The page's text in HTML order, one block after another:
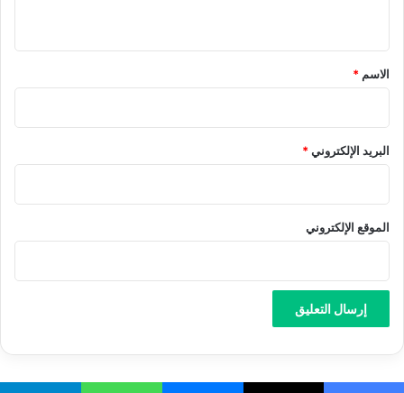
*
الاسم *
البريد الإلكتروني*
الموقع الإلكتروني